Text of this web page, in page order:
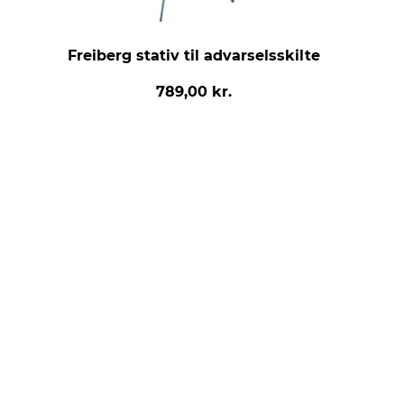
Freiberg stativ til advarselsskilte
789,00 kr.